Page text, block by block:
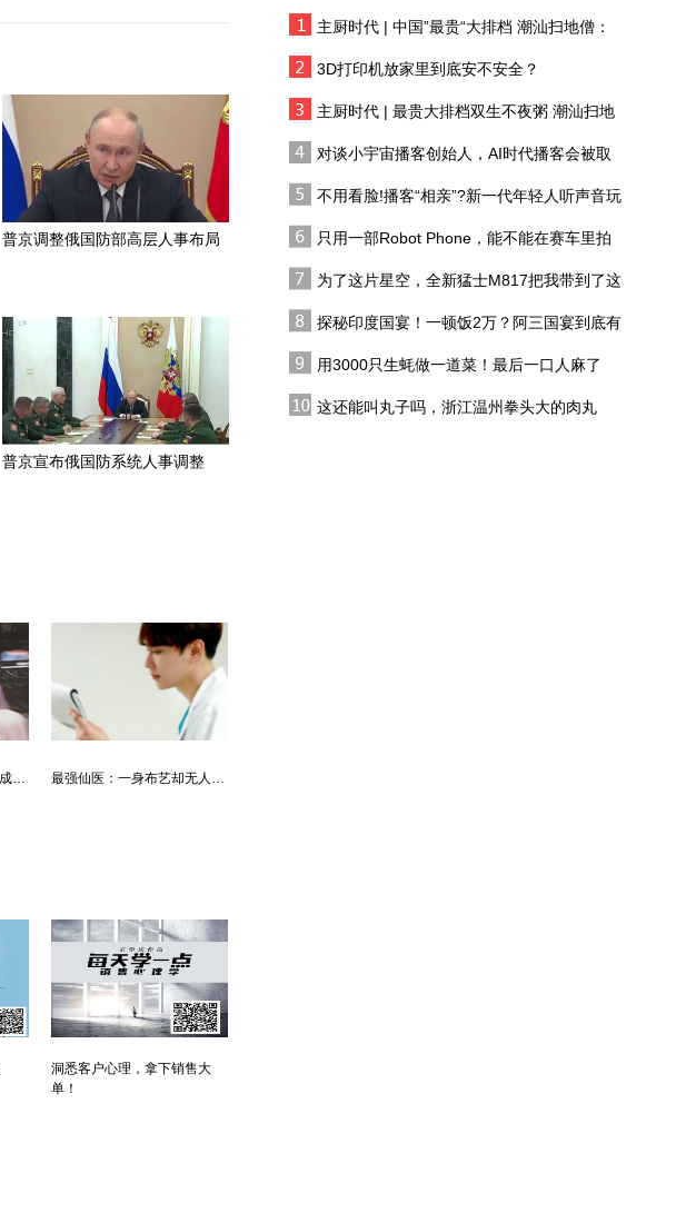
央行购金潮支撑，金价静
迈入第十年，广汽埃安如
年营商前景谨慎
中东局势影响扩大 澳大利
亚油价及生活成本飙升
对话53度汾酒老作坊新品
师范泽锋：当东方佳酿邂
逅千年紫砂
美国7月私营就业增长显
普京调整俄国防部高层人事布局
普京宣布俄国防系统人事调整
最强仙医：一身布艺却无人不识
洞悉客户心理，拿下销售大
单！
主厨时代 | 中国”最贵“大排档 潮汕扫地僧：
3D打印机放家里到底安不安全？
主厨时代 | 最贵大排档双生不夜粥 潮汕扫地
对谈小宇宙播客创始人，AI时代播客会被取
不用看脸!播客“相亲”?新一代年轻人听声音玩
只用一部Robot Phone，能不能在赛车里拍
为了这片星空，全新猛士M817把我带到了这
探秘印度国宴！一顿饭2万？阿三国宴到底有
用3000只生蚝做一道菜！最后一口人麻了
这还能叫丸子吗，浙江温州拳头大的肉丸